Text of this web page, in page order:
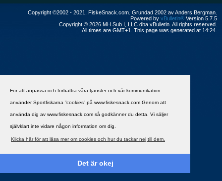
För att anpassa och förbättra våra tjänster och vår kommunikation
använder Sportfiskarna ”cookies” på www.fiskesnack.com.Genom att
använda dig av www.fiskesnack.com så godkänner du detta. Vi säljer
självklart inte vidare någon information om dig.
Klicka här för att läsa mer om cookies och hur du tackar nej till dem.
Det är okej
Copyright ©2002 - 2021, FiskeSnack.com. Grundad 2002 av Anders Bergman.
Powered by vBulletin® Version 5.7.5
Copyright © 2026 MH Sub I, LLC dba vBulletin. All rights reserved.
All times are GMT+1. This page was generated at 14:24.